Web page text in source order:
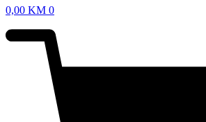
0,00 KM 0